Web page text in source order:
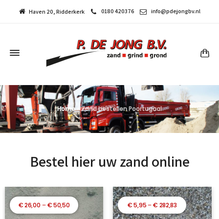
Haven 20, Ridderkerk 0180 420376 info@pdejongbv.nl
Home»Zand bestellen Poortugaal
Bestel hier uw zand online
€26,00 – €50,50Prijsklasse:
€ 26,00
€5,95–€ 282,83Prijsklasse:
€ 5,95